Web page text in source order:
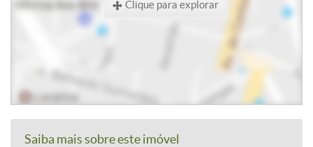
Clique para explorar
Saiba mais sobre este imóvel